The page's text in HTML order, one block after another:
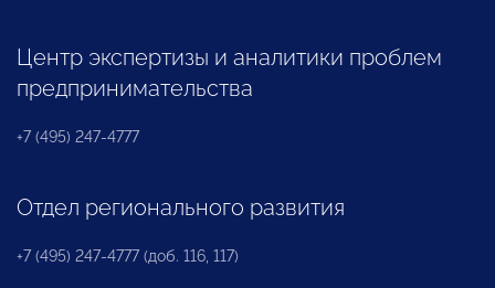
Центр экспертизы и аналитики проблем
предпринимательства
+7 (495) 247-4777
Отдел регионального развития
+7 (495) 247-4777 (доб. 116, 117)